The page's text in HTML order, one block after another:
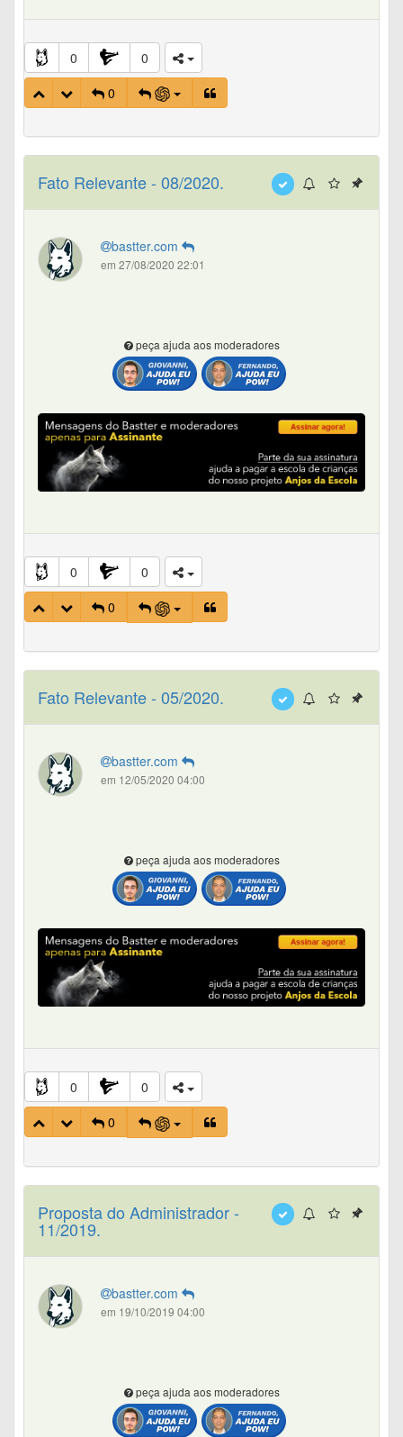
0
0
0
Fato Relevante - 08/2020.
bastter.com
em 27/08/2020 22:01
peça ajuda aos moderadores
0
0
0
Fato Relevante - 05/2020.
bastter.com
em 12/05/2020 04:00
peça ajuda aos moderadores
0
0
0
Proposta do Administrador -
11/2019.
bastter.com
em 19/10/2019 04:00
peça ajuda aos moderadores